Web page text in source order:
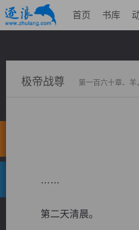
首页 书库
极帝战尊 第一百六十章、羊
……
第二天清晨。